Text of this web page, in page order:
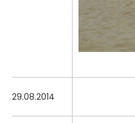
29.08.2014